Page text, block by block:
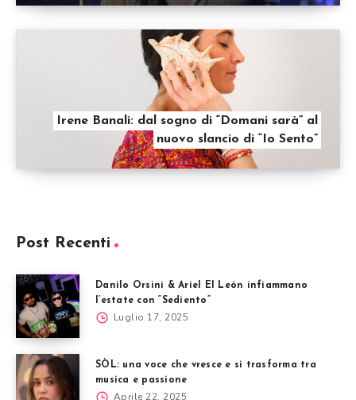
Irene Banali: dal sogno di “Domani sarà” al
nuovo slancio di “Io Sento”
Post Recenti
Danilo Orsini & Ariel El León infiammano
l’estate con “Sediento”
Luglio 17, 2025
SÒL: una voce che vresce e si trasforma tra
musica e passione
Aprile 22, 2025